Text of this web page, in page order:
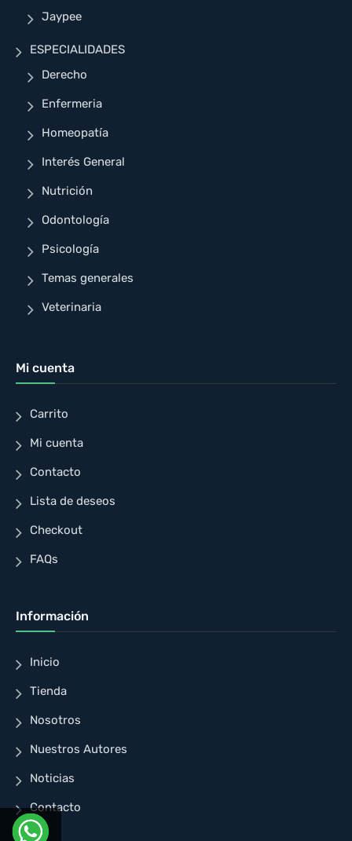
Jaypee
ESPECIALIDADES
Derecho
Enfermeria
Homeopatía
Interés General
Nutrición
Odontología
Psicología
Temas generales
Veterinaria
Mi cuenta
Carrito
Mi cuenta
Contacto
Lista de deseos
Checkout
FAQs
Información
Inicio
Tienda
Nosotros
Nuestros Autores
Noticias
Contacto